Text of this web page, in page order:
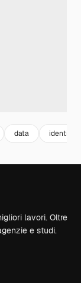
data identità
lavori. Oltre
e studi.